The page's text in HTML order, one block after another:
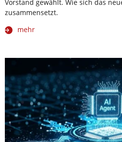
Vorstand gewählt. Wie sich das
zusammensetzt.
mehr